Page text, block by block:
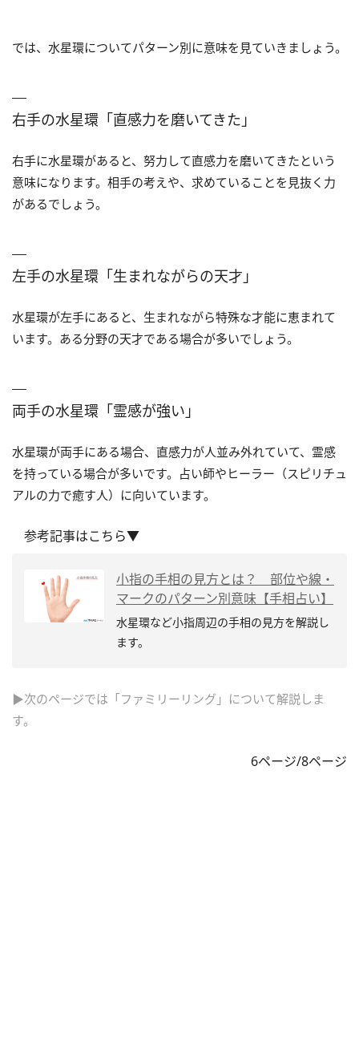
では、水星環についてパターン別に意味を見ていきましょう。
右手の水星環「直感力を磨いてきた」
右手に水星環があると、努力して直感力を磨いてきたという
意味になります。相手の考えや、求めていることを見抜く力
があるでしょう。
左手の水星環「生まれながらの天才」
水星環が左手にあると、生まれながら特殊な才能に恵まれて
います。ある分野の天才である場合が多いでしょう。
両手の水星環「霊感が強い」
水星環が両手にある場合、直感力が人並み外れていて、霊感
を持っている場合が多いです。占い師やヒーラー（スピリチュ
アルの力で癒す人）に向いています。
参考記事はこちら▼
小指の手相の見方とは？ 部位や線・
マークのパターン別意味【手相占い】
水星環など小指周辺の手相の見方を解説し
ます。
▶次のページでは「ファミリーリング」について解説しま
す。
6ページ/8ページ